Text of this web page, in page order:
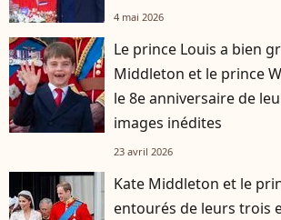
4 mai 2026
Le prince Louis a bien
Middleton et le prince
le 8e anniversaire de
images inédites
23 avril 2026
Kate Middleton et le
entourés de leurs trois